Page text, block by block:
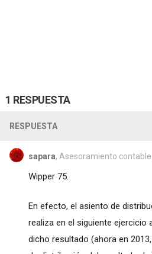
1 RESPUESTA
RESPUESTA
sapara, Asesoramiento contable
Wipper 75.
En efecto, el asiento de
realiza en el siguiente ejercicio
dicho resultado (ahora en